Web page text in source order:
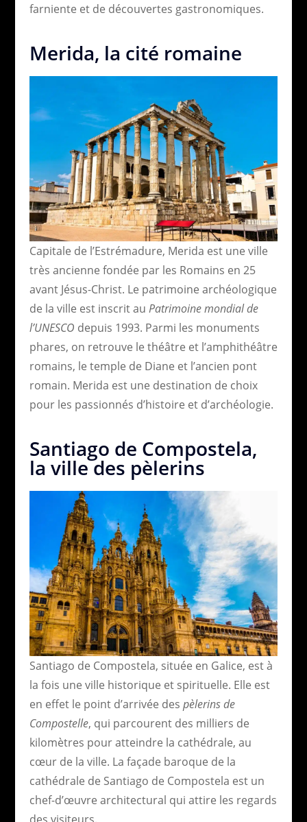
farniente et de découvertes gastronomiques.
Merida, la cité romaine
Capitale de l’Estrémadure, Merida est une ville
très ancienne fondée par les Romains en 25
avant Jésus-Christ. Le patrimoine archéologique
de la ville est inscrit au Patrimoine mondial de
l’UNESCO depuis 1993. Parmi les monuments
phares, on retrouve le théâtre et l’amphithéâtre
romains, le temple de Diane et l’ancien pont
romain. Merida est une destination de choix
pour les passionnés d’histoire et d’archéologie.
Santiago de Compostela,
la ville des pèlerins
Santiago de Compostela, située en Galice, est à
la fois une ville historique et spirituelle. Elle est
en effet le point d’arrivée des pèlerins de
Compostelle, qui parcourent des milliers de
kilomètres pour atteindre la cathédrale, au
cœur de la ville. La façade baroque de la
cathédrale de Santiago de Compostela est un
chef-d’œuvre architectural qui attire les regards